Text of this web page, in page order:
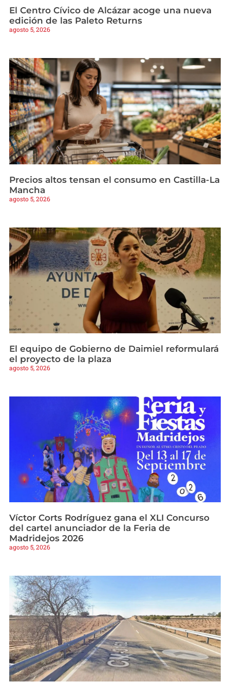
El Centro Cívico de Alcázar acoge una nueva
edición de las Paleto Returns
agosto 5, 2026
Precios altos tensan el consumo en Castilla-La
Mancha
agosto 5, 2026
El equipo de Gobierno de Daimiel reformulará
el proyecto de la plaza
agosto 5, 2026
Víctor Corts Rodríguez gana el XLI Concurso
del cartel anunciador de la Feria de
Madridejos 2026
agosto 5, 2026